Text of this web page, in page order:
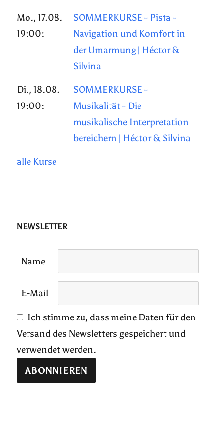
Mo., 17.08.
19:00:
SOMMERKURSE - Pista -
Navigation und Komfort in
der Umarmung | Héctor &
Silvina
Di., 18.08.
19:00:
SOMMERKURSE -
Musikalität - Die
musikalische Interpretation
bereichern | Héctor & Silvina
alle Kurse
NEWSLETTER
Name
E-Mail
Ich stimme zu, dass meine Daten für den
Versand des Newsletters gespeichert und
verwendet werden.